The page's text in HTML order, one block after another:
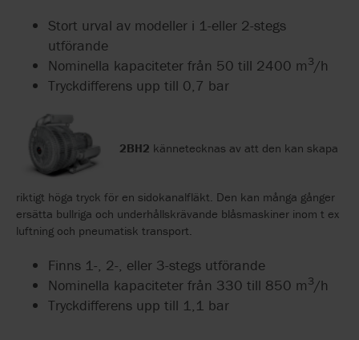
Stort urval av modeller i 1-eller 2-stegs
utförande
Nominella kapaciteter från 50 till 2400 m3/h
Tryckdifferens upp till 0,7 bar
2BH2 kännetecknas av att den kan skapa
riktigt höga tryck för en sidokanalfläkt. Den kan många gånger
ersätta bullriga och underhållskrävande blåsmaskiner inom t ex
luftning och pneumatisk transport.
Finns 1-, 2-, eller 3-stegs utförande
Nominella kapaciteter från 330 till 850 m3/h
Tryckdifferens upp till 1,1 bar